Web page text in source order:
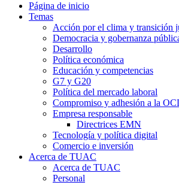
Página de inicio
Temas
Acción por el clima y transición
Democracia y gobernanza
Desarrollo
Política económica
Educación y competencias
G7 y G20
Política del mercado laboral
Compromiso y adhesión a la
Empresa responsable
Directrices EMN
Tecnología y política digital
Comercio e inversión
Acerca de TUAC
Acerca de TUAC
Personal